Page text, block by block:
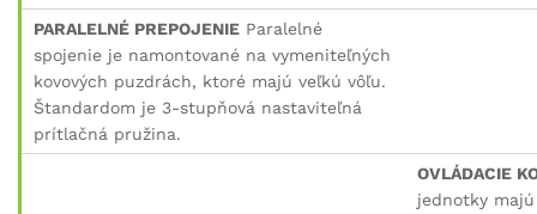
PARALELNÉ PREPOJENIE Paralelné
spojenie je namontované na vymeniteľných
kovových puzdrách, ktoré majú veľkú vôľu.
Štandardom je 3-stupňová nastaviteľná
prítlačná pružina.
OVLÁDACIE
jednotky